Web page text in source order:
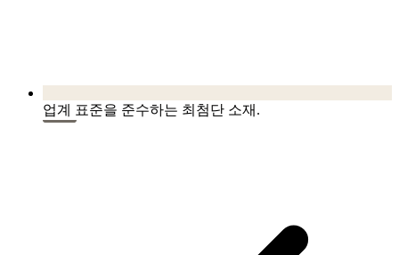
업계 표준을 준수하는 최첨단 소재.